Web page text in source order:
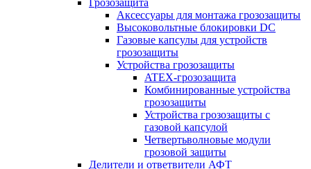
Грозозащита
Аксессуары для монтажа грозозащиты
Высоковольтные блокировки DC
Газовые капсулы для устройств
грозозащиты
Устройства грозозащиты
ATEX-грозозащита
Комбинированные устройства
грозозащиты
Устройства грозозащиты с
газовой капсулой
Четвертьволновые модули
грозовой защиты
Делители и ответвители АФТ